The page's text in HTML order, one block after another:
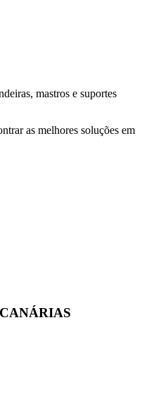
mastros e suportes
as melhores soluções em